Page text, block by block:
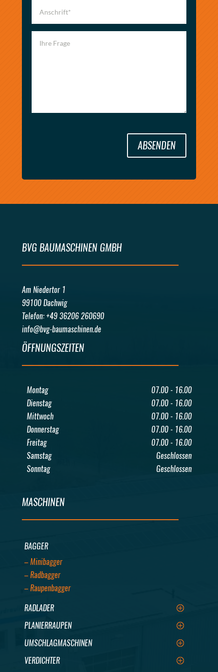
ABSENDEN
BVG BAUMASCHINEN GMBH
Am Niedertor 1
99100 Dachwig
Telefon: +49 36206 260690
info@bvg-baumaschinen.de
ÖFFNUNGSZEITEN
Montag
07.00 - 16.00
Dienstag
07.00 - 16.00
Mittwoch
07.00 - 16.00
Donnerstag
07.00 - 16.00
Freitag
07.00 - 16.00
Samstag
Geschlossen
Sonntag
Geschlossen
MASCHINEN
BAGGER
– Minibagger
– Radbagger
– Raupenbagger
RADLADER
PLANIERRAUPEN
UMSCHLAGMASCHINEN
VERDICHTER